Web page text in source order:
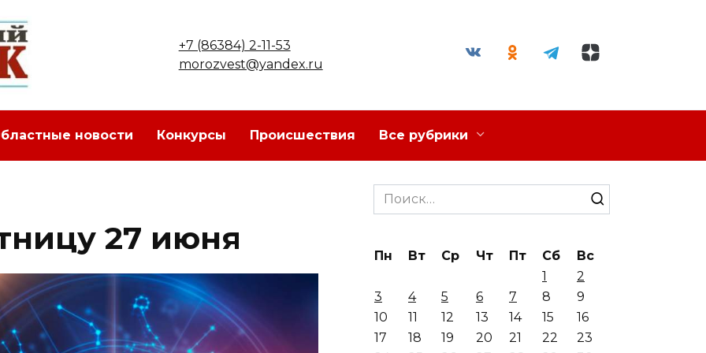
+7 (86384) 2-11-53
morozvest@yandex.ru
новости Конкурсы Происшествия Все рубрики
27 июня
Search
for:
Пн Вт Ср Чт Пт Сб
Вс
1
2
3
4 5 6 7 8
9
10
11 12 13 14 15
16
17
18 19 20 21 22
23